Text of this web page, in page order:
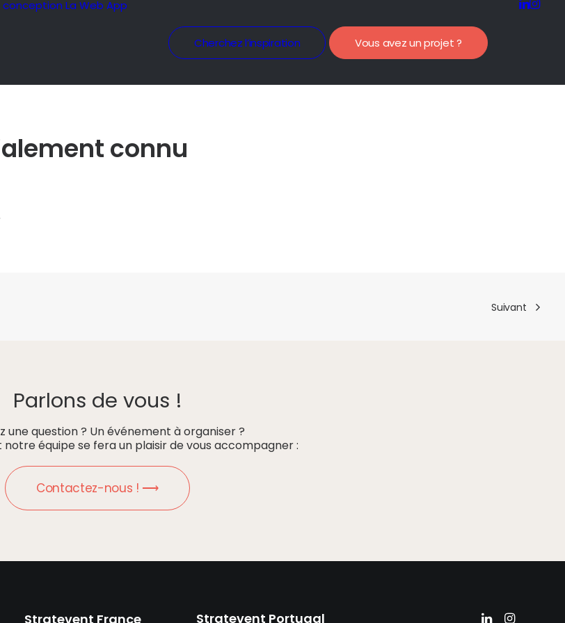
conception La Web App
Cherchez l’inspiration Vous avez un projet ?
connu
Suivant
Parlons de vous !
une question ? Un événement à organiser ?
équipe se fera un plaisir de vous accompagner :
Contactez-nous ! ⟶
Stratevent France Stratevent Portugal